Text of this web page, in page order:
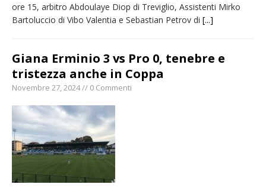
ore 15, arbitro Abdoulaye Diop di Treviglio, Assistenti Mirko
Bartoluccio di Vibo Valentia e Sebastian Petrov di [...]
Giana Erminio 3 vs Pro 0, tenebre e
tristezza anche in Coppa
Novembre 27, 2024 // 0 Commenti